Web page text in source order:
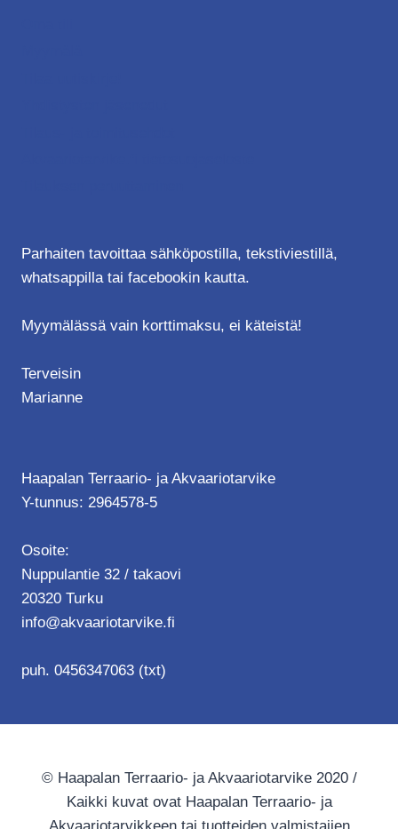
Parhaiten tavoittaa sähköpostilla, tekstiviestillä,
whatsappilla tai facebookin kautta.
Myymälässä vain korttimaksu, ei käteistä!
Terveisin
Marianne
Haapalan Terraario- ja Akvaariotarvike
Y-tunnus: 2964578-5
Osoite:
Nuppulantie 32 / takaovi
20320 Turku
info@akvaariotarvike.fi
puh. 0456347063 (txt)
© Haapalan Terraario- ja Akvaariotarvike 2020 /
Kaikki kuvat ovat Haapalan Terraario- ja